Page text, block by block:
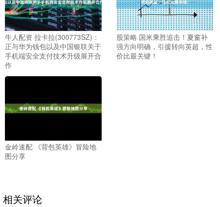
牛人配资 拉卡拉(300773SZ)：
正与华为钱包以及中国银联关于
手机端安全支付技术升级展开合
作
股策略 国米乘胜追击！夏窗补
强方向明确，引援转向英超，性
价比最关键！
金岭速配 《背包英雄》冒险地
图分享
相关评论